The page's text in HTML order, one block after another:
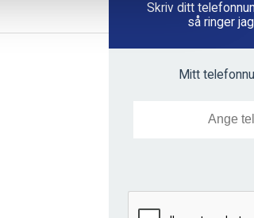
Skriv ditt
så ringer
Mitt